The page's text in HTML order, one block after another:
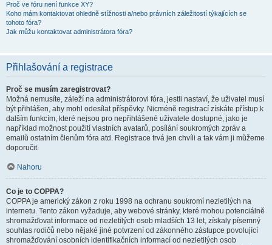
Proč ve fóru není funkce XY?
Koho mám kontaktovat ohledně stížnosti a/nebo právních záležitostí týkajících se
tohoto fóra?
Jak můžu kontaktovat administrátora fóra?
Přihlašování a registrace
Proč se musím zaregistrovat?
Možná nemusíte, záleží na administrátorovi fóra, jestli nastaví, že uživatel musí
být přihlášen, aby mohl odesílat příspěvky. Nicméně registrací získáte přístup k
dalším funkcím, které nejsou pro nepřihlášené uživatele dostupné, jako je
například možnost použití vlastních avatarů, posílání soukromých zpráv a
emailů ostatním členům fóra atd. Registrace trvá jen chvíli a tak vám ji můžeme
doporučit.
Nahoru
Co je to COPPA?
COPPA je americký zákon z roku 1998 na ochranu soukromí nezletilých na
internetu. Tento zákon vyžaduje, aby webové stránky, které mohou potenciálně
shromažďovat informace od nezletilých osob mladších 13 let, získaly písemný
souhlas rodičů nebo nějaké jiné potvrzení od zákonného zástupce povolující
shromažďování osobních identifikačních informací od nezletilých osob